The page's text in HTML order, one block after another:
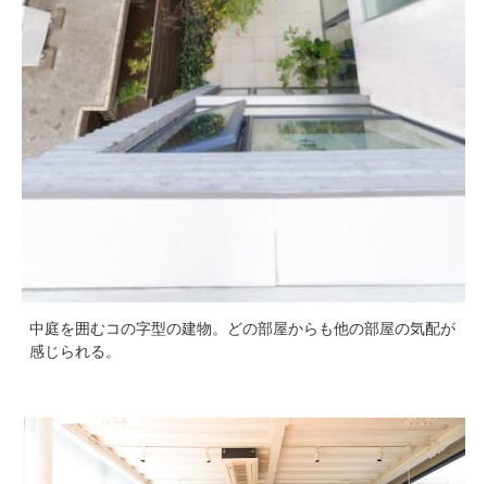
中庭を囲むコの字型の建物。どの部屋からも他の部屋の気配が
感じられる。